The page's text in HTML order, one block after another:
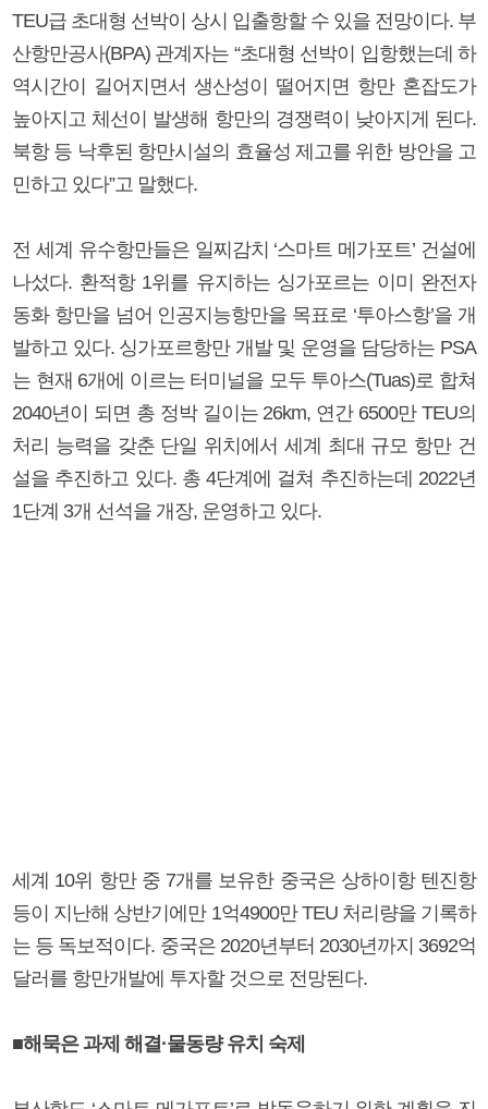
TEU급 초대형 선박이 상시 입출항할 수 있을 전망이다. 부
산항만공사(BPA) 관계자는 “초대형 선박이 입항했는데 하
역시간이 길어지면서 생산성이 떨어지면 항만 혼잡도가
높아지고 체선이 발생해 항만의 경쟁력이 낮아지게 된다.
북항 등 낙후된 항만시설의 효율성 제고를 위한 방안을 고
민하고 있다”고 말했다.
전 세계 유수항만들은 일찌감치 ‘스마트 메가포트’ 건설에
나섰다. 환적항 1위를 유지하는 싱가포르는 이미 완전자
동화 항만을 넘어 인공지능항만을 목표로 ‘투아스항’을 개
발하고 있다. 싱가포르항만 개발 및 운영을 담당하는 PSA
는 현재 6개에 이르는 터미널을 모두 투아스(Tuas)로 합쳐
2040년이 되면 총 정박 길이는 26km, 연간 6500만 TEU의
처리 능력을 갖춘 단일 위치에서 세계 최대 규모 항만 건
설을 추진하고 있다. 총 4단계에 걸쳐 추진하는데 2022년
1단계 3개 선석을 개장, 운영하고 있다.
세계 10위 항만 중 7개를 보유한 중국은 상하이항 텐진항
등이 지난해 상반기에만 1억4900만 TEU 처리량을 기록하
는 등 독보적이다. 중국은 2020년부터 2030년까지 3692억
달러를 항만개발에 투자할 것으로 전망된다.
■해묵은 과제 해결·물동량 유치 숙제